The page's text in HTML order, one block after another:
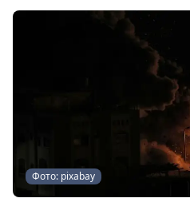
Фото: pixabay